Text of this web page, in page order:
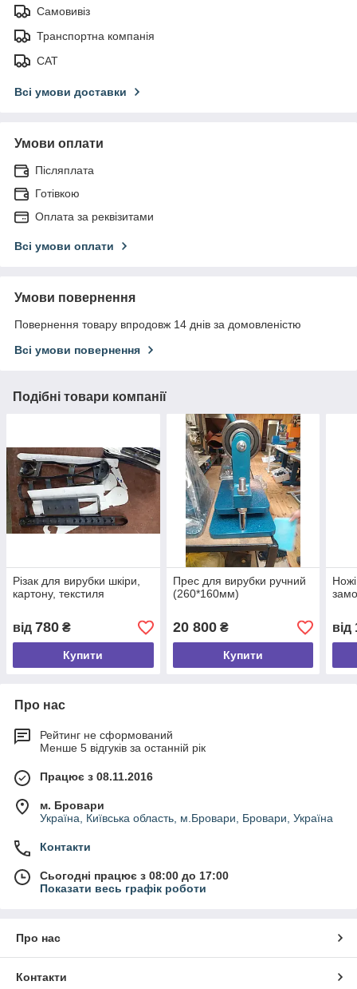
Самовивіз
Транспортна компанія
САТ
Всі умови доставки
Умови оплати
Післяплата
Готівкою
Оплата за реквізитами
Всі умови оплати
Умови повернення
Повернення товару впродовж 14 днів за домовленістю
Всі умови повернення
Подібні товари компанії
Різак для вирубки шкіри,
картону, текстиля
від 780 ₴
Купити
Прес для вирубки ручний
(260*160мм)
20 800₴
Купити
від
Про нас
Рейтинг не сформований
Менше 5 відгуків за останній рік
Працює з 08.11.2016
м. Бровари
Україна, Київська область, м.Бровари, Бровари, Україна
Контакти
Сьогодні працює з 08:00 до 17:00
Показати весь графік роботи
Про нас
Контакти